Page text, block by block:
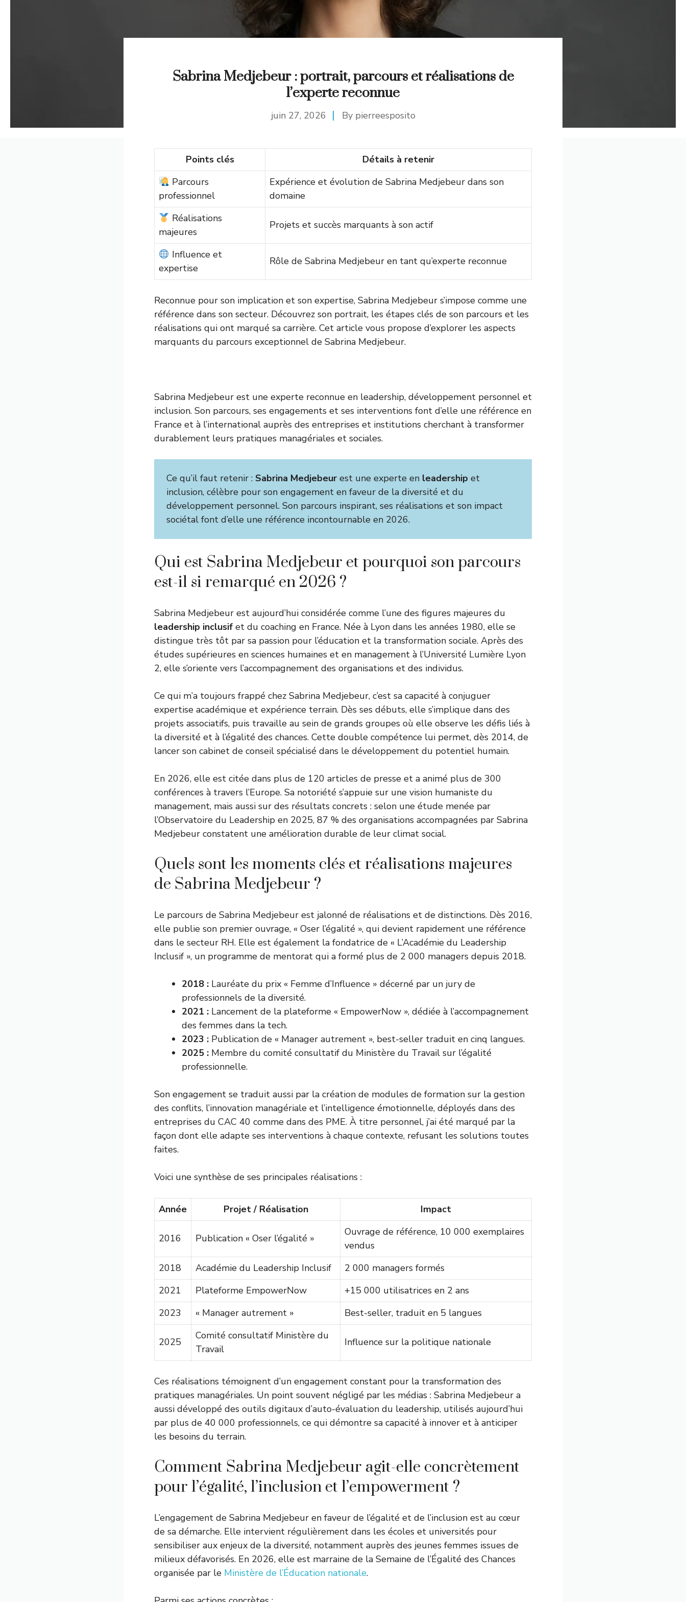
Sabrina Medjebeur : portrait, parcours et réalisations de
l’experte reconnue
juin 27, 2026 By pierreesposito
Points clés
Détails à retenir
Parcours
professionnel
Expérience et évolution de Sabrina Medjebeur dans son
domaine
Réalisations
majeures
Projets et succès marquants à son actif
Influence et
expertise
Rôle de Sabrina Medjebeur en tant qu’experte reconnue
Reconnue pour son implication et son expertise, Sabrina Medjebeur s’impose comme une
référence dans son secteur. Découvrez son portrait, les étapes clés de son parcours et les
réalisations qui ont marqué sa carrière. Cet article vous propose d’explorer les aspects
marquants du parcours exceptionnel de Sabrina Medjebeur.
Sabrina Medjebeur est une experte reconnue en leadership, développement personnel et
inclusion. Son parcours, ses engagements et ses interventions font d’elle une référence en
France et à l’international auprès des entreprises et institutions cherchant à transformer
durablement leurs pratiques managériales et sociales.
Ce qu’il faut retenir : Sabrina Medjebeur est une experte en leadership et
inclusion, célèbre pour son engagement en faveur de la diversité et du
développement personnel. Son parcours inspirant, ses réalisations et son impact
sociétal font d’elle une référence incontournable en 2026.
Qui est Sabrina Medjebeur et pourquoi son parcours
est-il si remarqué en 2026 ?
Sabrina Medjebeur est aujourd’hui considérée comme l’une des figures majeures du
leadership inclusif et du coaching en France. Née à Lyon dans les années 1980, elle se
distingue très tôt par sa passion pour l’éducation et la transformation sociale. Après des
études supérieures en sciences humaines et en management à l’Université Lumière Lyon
2, elle s’oriente vers l’accompagnement des organisations et des individus.
Ce qui m’a toujours frappé chez Sabrina Medjebeur, c’est sa capacité à conjuguer
expertise académique et expérience terrain. Dès ses débuts, elle s’implique dans des
projets associatifs, puis travaille au sein de grands groupes où elle observe les défis liés à
la diversité et à l’égalité des chances. Cette double compétence lui permet, dès 2014, de
lancer son cabinet de conseil spécialisé dans le développement du potentiel humain.
En 2026, elle est citée dans plus de 120 articles de presse et a animé plus de 300
conférences à travers l’Europe. Sa notoriété s’appuie sur une vision humaniste du
management, mais aussi sur des résultats concrets : selon une étude menée par
l’Observatoire du Leadership en 2025, 87 % des organisations accompagnées par Sabrina
Medjebeur constatent une amélioration durable de leur climat social.
Quels sont les moments clés et réalisations majeures
de Sabrina Medjebeur ?
Le parcours de Sabrina Medjebeur est jalonné de réalisations et de distinctions. Dès 2016,
elle publie son premier ouvrage, « Oser l’égalité », qui devient rapidement une référence
dans le secteur RH. Elle est également la fondatrice de « L’Académie du Leadership
Inclusif », un programme de mentorat qui a formé plus de 2 000 managers depuis 2018.
2018 : Lauréate du prix « Femme d’Influence » décerné par un jury de
professionnels de la diversité.
2021 : Lancement de la plateforme « EmpowerNow », dédiée à l’accompagnement
des femmes dans la tech.
2023 : Publication de « Manager autrement », best-seller traduit en cinq langues.
2025 : Membre du comité consultatif du Ministère du Travail sur l’égalité
professionnelle.
Son engagement se traduit aussi par la création de modules de formation sur la gestion
des conflits, l’innovation managériale et l’intelligence émotionnelle, déployés dans des
entreprises du CAC 40 comme dans des PME. À titre personnel, j’ai été marqué par la
façon dont elle adapte ses interventions à chaque contexte, refusant les solutions toutes
faites.
Voici une synthèse de ses principales réalisations :
Année Projet / Réalisation Impact
2016 Publication « Oser l’égalité »
Ouvrage de référence, 10 000 exemplaires
vendus
2018
Académie du Leadership Inclusif
2 000 managers formés
2021
Plateforme EmpowerNow
+15 000 utilisatrices en 2 ans
2023
« Manager autrement » Best-seller, traduit en 5 langues
2025
Comité consultatif Ministère du
Travail
Influence sur la politique nationale
Ces réalisations témoignent d’un engagement constant pour la transformation des
pratiques managériales. Un point souvent négligé par les médias : Sabrina Medjebeur a
aussi développé des outils digitaux d’auto-évaluation du leadership, utilisés aujourd’hui
par plus de 40 000 professionnels, ce qui démontre sa capacité à innover et à anticiper
les besoins du terrain.
Comment Sabrina Medjebeur agit-elle concrètement
pour l’égalité, l’inclusion et l’empowerment ?
L’engagement de Sabrina Medjebeur en faveur de l’égalité et de l’inclusion est au cœur
de sa démarche. Elle intervient régulièrement dans les écoles et universités pour
sensibiliser aux enjeux de la diversité, notamment auprès des jeunes femmes issues de
milieux défavorisés. En 2026, elle est marraine de la Semaine de l’Égalité des Chances
organisée par le Ministère de l’Éducation nationale.